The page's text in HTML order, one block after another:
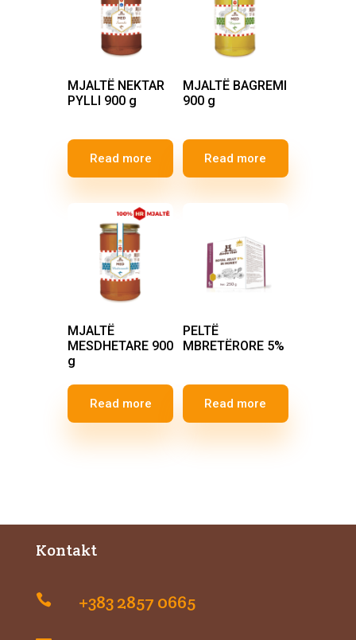
MJALTË NEKTAR
PYLLI 900 g
Read more
MJALTË BAGREMI
900 g
Read more
MJALTË
MESDHETARE 900
g
Read more
PELTË
MBRETËRORE 5%
Read more
Kontakt
 +383 2857 0665